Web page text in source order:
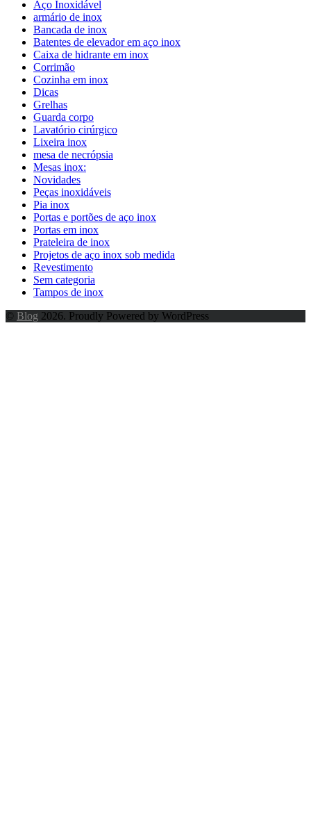
Aço Inoxidável
armário de inox
Bancada de inox
Batentes de elevador em aço inox
Caixa de hidrante em inox
Corrimão
Cozinha em inox
Dicas
Grelhas
Guarda corpo
Lavatório cirúrgico
Lixeira inox
mesa de necrópsia
Mesas inox:
Novidades
Peças inoxidáveis
Pia inox
Portas e portões de aço inox
Portas em inox
Prateleira de inox
Projetos de aço inox sob medida
Revestimento
Sem categoria
Tampos de inox
© Blog 2026. Proudly Powered by WordPress